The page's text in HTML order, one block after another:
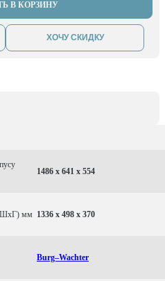
В КОРЗИНУ
ХОЧУ СКИДКУ
1486 x 641 x 554
мм 1336 x 498 x 370
Burg–Wachter